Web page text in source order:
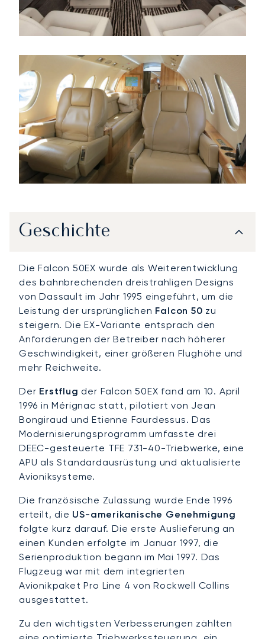
Geschichte
Die Falcon 50EX wurde als Weiterentwicklung
des bahnbrechenden dreistrahligen Designs
von Dassault im Jahr 1995 eingeführt, um die
Leistung der ursprünglichen Falcon 50 zu
steigern. Die EX-Variante entsprach den
Anforderungen der Betreiber nach höherer
Geschwindigkeit, einer größeren Flughöhe und
mehr Reichweite.
Der Erstflug der Falcon 50EX fand am 10. April
1996 in Mérignac statt, pilotiert von Jean
Bongiraud und Etienne Faurdessus. Das
Modernisierungsprogramm umfasste drei
DEEC-gesteuerte TFE 731-40-Triebwerke, eine
APU als Standardausrüstung und aktualisierte
Avioniksysteme.
Die französische Zulassung wurde Ende 1996
erteilt, die US-amerikanische Genehmigung
folgte kurz darauf. Die erste Auslieferung an
einen Kunden erfolgte im Januar 1997, die
Serienproduktion begann im Mai 1997. Das
Flugzeug war mit dem integrierten
Avionikpaket Pro Line 4 von Rockwell Collins
ausgestattet.
Zu den wichtigsten Verbesserungen zählten